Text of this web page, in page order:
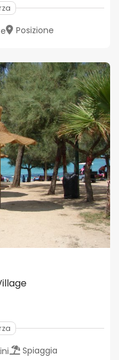
Posizione
Spiaggia